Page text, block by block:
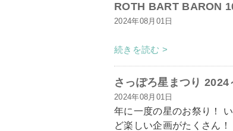
ROTH BART BARON
2024年08月01日
続きを読む >
さっぽろ星まつり
2024年08月01日
年に一度の星のお祭り！
ど楽しい企画がたくさん！